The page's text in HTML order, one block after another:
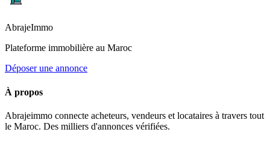
AbrajeImmo
Plateforme immobilière au Maroc
Déposer une annonce
À propos
Abrajeimmo connecte acheteurs, vendeurs et locataires à travers tout
le Maroc. Des milliers d'annonces vérifiées.